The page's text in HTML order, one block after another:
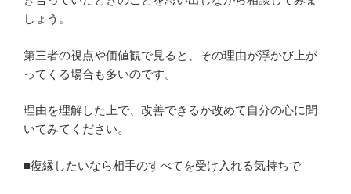
しょう。
第三者の視点や価値観で見ると、その理由が浮かび上が
ってくる場合も多いのです。
理由を理解した上で、改善できるか改めて自分の心に聞
いてみてください。
■復縁したいなら相手のすべてを受け入れる気持ちで